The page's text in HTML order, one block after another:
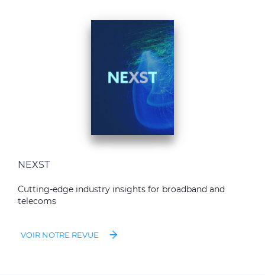
NEXST
Cutting-edge industry insights for broadband and
telecoms
VOIR NOTRE REVUE